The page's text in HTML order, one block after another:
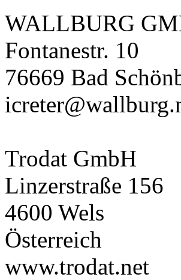
WALLBURG
Fontanestr. 10
76669 Bad
Trodat GmbH
Linzerstraße 156
4600 Wels
Österreich
www.trodat.net